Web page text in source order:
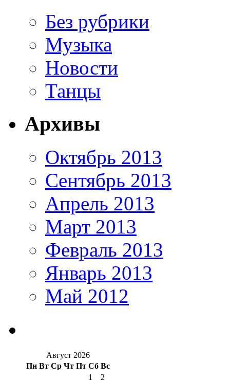
Без рубрики
Музыка
Новости
Танцы
Архивы
Октябрь 2013
Сентябрь 2013
Апрель 2013
Март 2013
Февраль 2013
Январь 2013
Май 2012
Август 2026
Пн Вт Ср Чт Пт Сб Вс
1
2